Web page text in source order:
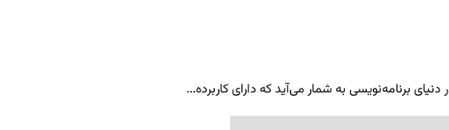
برنامه‌نویسی به شمار می‌آید که دارای کاربرده...